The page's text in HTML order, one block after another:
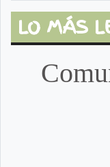
LO MÁS